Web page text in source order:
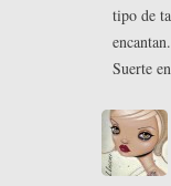
tipo de
Suerte